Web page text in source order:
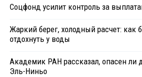
Соцфонд усилит контроль за
Жаркий берег, холодный расчет: как
отдохнуть у воды
Академик РАН рассказал, опасен ли
Эль-Ниньо